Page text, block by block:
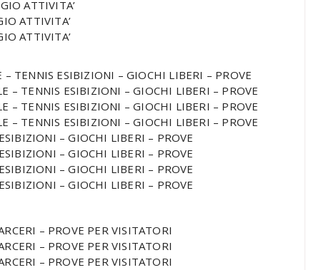
ATTIVITA’
ATTIVITA’
ATTIVITA’
– TENNIS ESIBIZIONI – GIOCHI LIBERI – PROVE
– TENNIS ESIBIZIONI – GIOCHI LIBERI – PROVE
– TENNIS ESIBIZIONI – GIOCHI LIBERI – PROVE
– TENNIS ESIBIZIONI – GIOCHI LIBERI – PROVE
– GIOCHI LIBERI – PROVE
– GIOCHI LIBERI – PROVE
– GIOCHI LIBERI – PROVE
– GIOCHI LIBERI – PROVE
– PROVE PER VISITATORI
– PROVE PER VISITATORI
– PROVE PER VISITATORI